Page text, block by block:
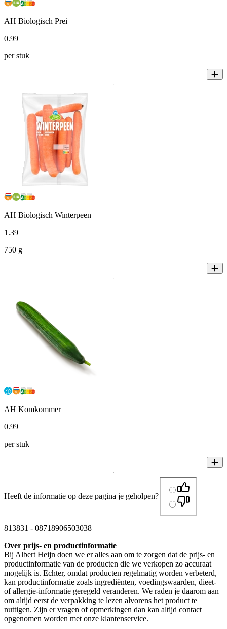
AH Biologisch Prei
0.99
per stuk
AH Biologisch Winterpeen
1.39
750 g
AH Komkommer
0.99
per stuk
Heeft de informatie op deze pagina je geholpen?
813831 - 08718906503038
Over prijs- en productinformatie
Bij Albert Heijn doen we er alles aan om te zorgen dat de prijs- en
productinformatie van de producten die we verkopen zo accuraat
mogelijk is. Echter, omdat producten regelmatig worden verbeterd,
kan productinformatie zoals ingrediënten, voedingswaarden, dieet-
of allergie-informatie geregeld veranderen. We raden je daarom aan
om altijd eerst de verpakking te lezen alvorens het product te
nuttigen. Zijn er vragen of opmerkingen dan kan altijd contact
opgenomen worden met onze klantenservice.